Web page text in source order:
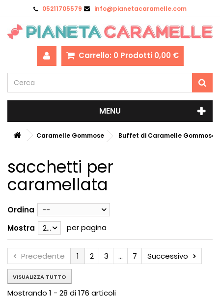
05211705579 info@pianetacaramelle.com
Carrello: 0 Prodotti 0,00 €
MENU
Caramelle Gommose Buffet di Caramelle Gommose
sacchetti per
caramellata
Ordina
--
Mostra
28 per pagina
Precedente 1 2 3 ... 7 Successivo
VISUALIZZA TUTTO
Mostrando 1 - 28 di 176 articoli